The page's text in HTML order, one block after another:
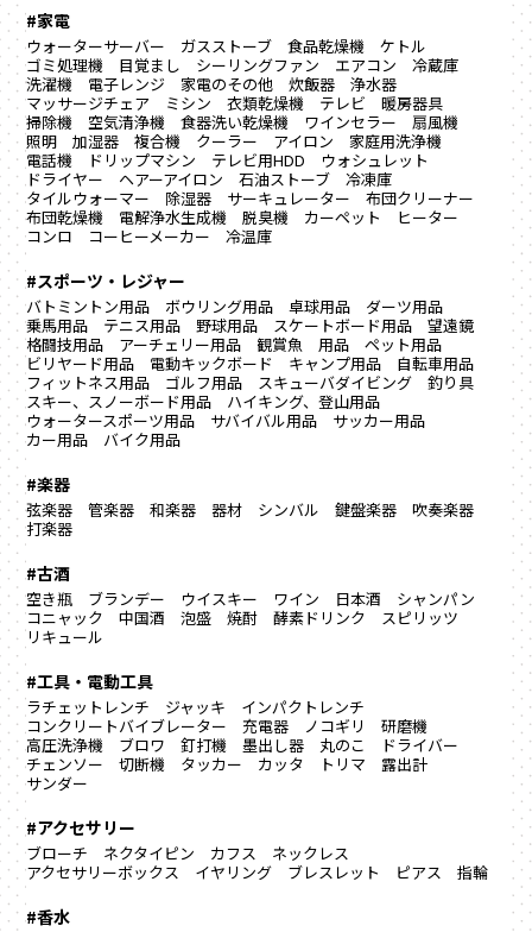
#家電
ウォーターサーバー ガスストーブ 食品乾燥機
ケトル
ゴミ処理機
目覚まし シーリングファン エアコン
冷蔵庫
洗濯機
電子レンジ 家電のその他 炊飯器
浄水器
マッサージチェア
ミシン 衣類乾燥機 テレビ
暖房器具
掃除機
空気清浄機 食器洗い乾燥機 ワインセラー
扇風機
照明
加湿器 複合機 クーラー アイロン
家庭用洗浄機
電話機
ドリップマシン テレビ用HDD
ウォシュレット
ドライヤー
ヘアーアイロン 石油ストーブ
冷凍庫
タイルウォーマー
除湿器 サーキュレーター
布団クリーナー
布団乾燥機
電解浄水生成機 脱臭機 カーペット
ヒーター
コンロ
コーヒーメーカー 冷温庫
#スポーツ・レジャー
バトミントン用品 ボウリング用品 卓球用品
ダーツ用品
乗馬用品
テニス用品 野球用品 スケートボード用品
望遠鏡
格闘技用品
アーチェリー用品 観賞魚 用品
ペット用品
ビリヤード用品
電動キックボード キャンプ用品
自転車用品
フィットネス用品
ゴルフ用品 スキューバダイビング
釣り具
スキー、スノーボード用品
ハイキング、登山用品
ウォータースポーツ用品
サバイバル用品
サッカー用品
カー用品
バイク用品
#楽器
弦楽器 管楽器 和楽器 器材 シンバル 鍵盤楽器
吹奏楽器
打楽器
#古酒
空き瓶 ブランデー ウイスキー ワイン 日本酒
シャンパン
コニャック
中国酒 泡盛 焼酎 酵素ドリンク
スピリッツ
リキュール
#工具・電動工具
ラチェットレンチ ジャッキ
インパクトレンチ
コンクリートバイブレーター
充電器 ノコギリ
研磨機
高圧洗浄機
ブロワ 釘打機 墨出し器 丸のこ
ドライバー
チェンソー
切断機 タッカー カッタ トリマ
露出計
サンダー
#アクセサリー
ブローチ ネクタイピン カフス
ネックレス
アクセサリーボックス
イヤリング ブレスレット ピアス 指輪
#香水